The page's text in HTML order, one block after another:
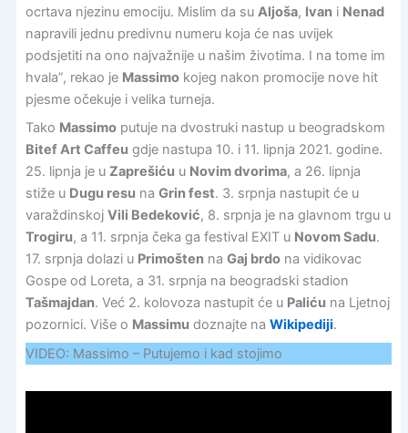
ocrtava njezinu emociju. Mislim da su Aljoša, Ivani Nenad
napravili jednu predivnu numeru koja će nas uvijek
podsjetiti na ono najvažnije u našim životima. I na tome im
hvala”, rekao je Massimokojeg nakon promocije nove hit
pjesme očekuje i velika turneja.
Tako Massimoputuje na dvostruki nastup u beogradskom
Bitef Art Caffeu gdje nastupa 10. i 11. lipnja 2021. godine.
25. lipnja je u Zaprešiću u Novim dvorima, a 26. lipnja
stiže u Dugu resu na Grin fest. 3. srpnja nastupit će u
varaždinskoj Vili Bedeković, 8. srpnja je na glavnom trgu u
Trogiru, a 11. srpnja čeka ga festival EXIT u Novom Sadu.
17. srpnja dolazi u Primoštenna Gaj brdona vidikovac
Gospe od Loreta, a 31. srpnja na beogradski stadion
Tašmajdan. Već 2. kolovoza nastupit će u Paliću na Ljetnoj
pozornici. Više o Massimu doznajte na Wikipediji.
VIDEO: Massimo – Putujemo i kad stojimo